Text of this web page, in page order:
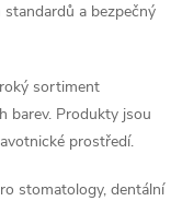
a bezpečný
sortiment
barev. Produkty jsou
prostředí.
stomatology, dentální